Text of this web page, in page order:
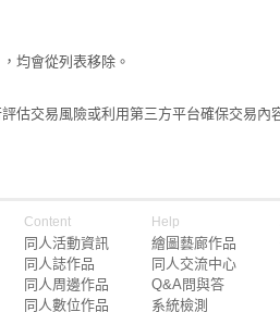
均會從列表移除。
估交易風險或利用第三方平台確保交易內
Content
同人活動資訊
同人誌作品
同人周邊作品
同人數位作品
Help
繪圖藝廊作品
同人交流中心
Q&A問與答
系統檢測